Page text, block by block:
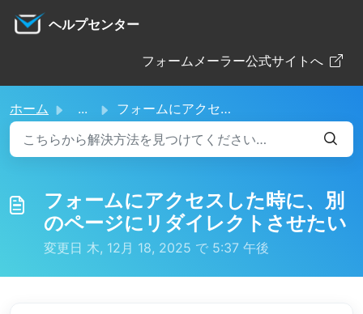
ヘルプセンター
フォームメーラー公式サイトへ
ホーム ... フォームにアクセスした時に、別のページにリダイレクトさせたい
フォームにアクセスした時に、別
のページにリダイレクトさせたい
変更日 木, 12月 18, 2025 で 5:37 午後